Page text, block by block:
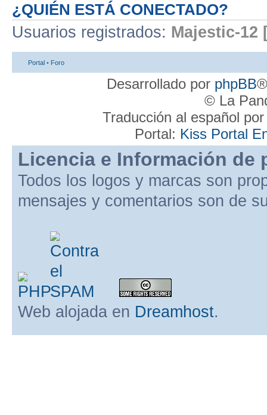
¿QUIÉN ESTÁ CONECTADO?
Usuarios registrados: Majestic-12
Portal • Foro
Desarrollado por phpBB
© La
Traducción al español
Portal: Kiss Portal
Licencia e Información de
Todos los logos y marcas son
mensajes y comentarios son de
Web alojada en Dreamhost.